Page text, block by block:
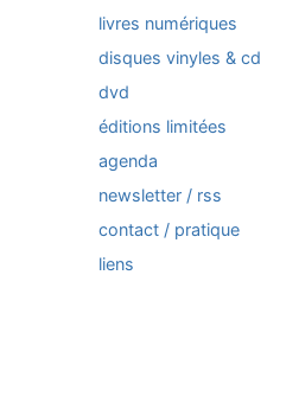
livres numériques
disques vinyles & cd
dvd
éditions limitées
agenda
newsletter / rss
contact / pratique
liens